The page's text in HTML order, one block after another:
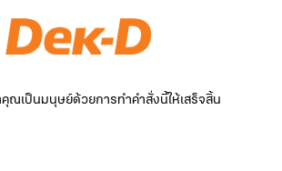
ณเป็นมนุษย์ด้วยการทำคำสั่งนี้ให้เสร็จสิ้น